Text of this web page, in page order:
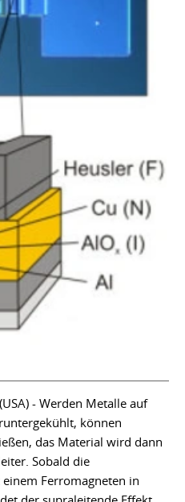
- Werden Metalle auf
können
das Material wird dann
Sobald die
Ferromagneten in